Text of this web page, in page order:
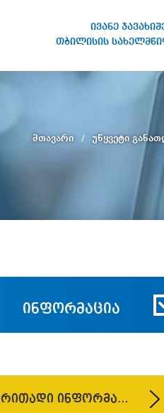
ივანე
თბილისის
მთავარი უწყვეტი
ინფორმაცია
ძირითადი ინფორმაცია